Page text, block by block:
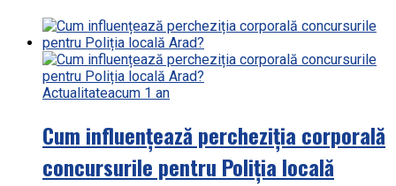
Actualitateacum 1 an
Cum influențează percheziția corporală
concursurile pentru Poliția locală